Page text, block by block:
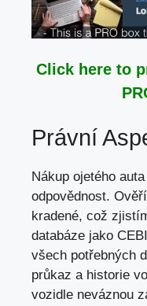
Click here to
Právní
Nákup ojetého
odpovědnost.
kradené, což
databáze jako
všech potřebných
průkaz a historie
vozidle neváznou